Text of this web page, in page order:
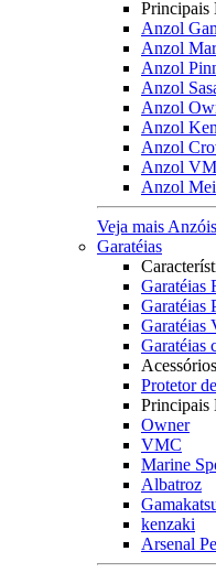
Principais
Anzol
Anzol
Anzol
Anzol
Anzol
Anzol
Anzol
Anzol
Anzol
Veja mais Anzóis
Garatéias
Garatéias
Garatéias
Garatéias
Garatéias
Acessórios
Protetor
Principais
Owner
VMC
Marine
Albatroz
kenzaki
Arsenal